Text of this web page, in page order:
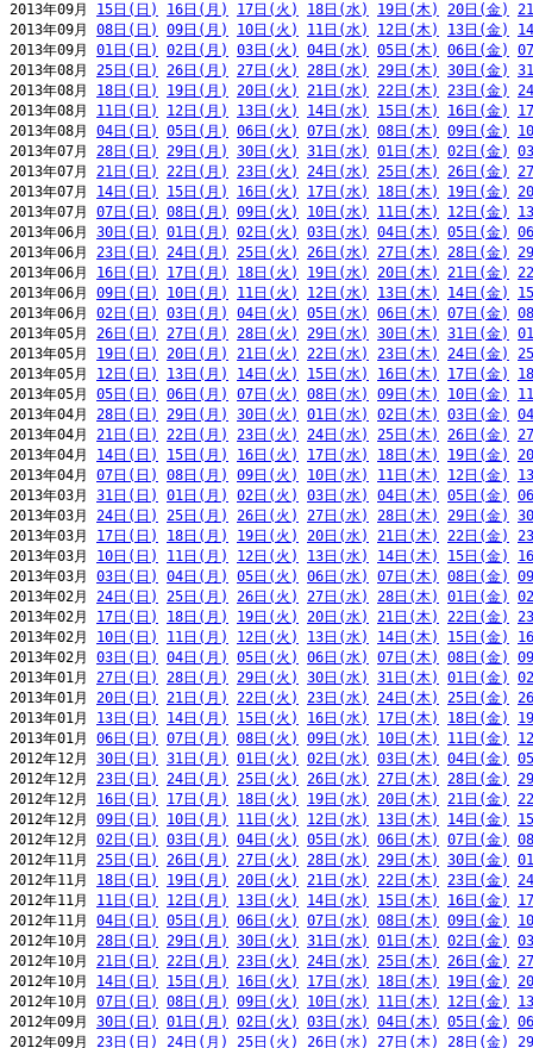
2013年09月 15日(日) 16日(月) 17日(火) 18日(水) 19日(木) 20日(金)
2013年09月 08日(日) 09日(月) 10日(火) 11日(水) 12日(木) 13日(金)
2013年09月 01日(日) 02日(月) 03日(火) 04日(水) 05日(木) 06日(金)
2013年08月 25日(日) 26日(月) 27日(火) 28日(水) 29日(木) 30日(金)
2013年08月 18日(日) 19日(月) 20日(火) 21日(水) 22日(木) 23日(金)
2013年08月 11日(日) 12日(月) 13日(火) 14日(水) 15日(木) 16日(金)
2013年08月 04日(日) 05日(月) 06日(火) 07日(水) 08日(木) 09日(金)
2013年07月 28日(日) 29日(月) 30日(火) 31日(水) 01日(木) 02日(金)
2013年07月 21日(日) 22日(月) 23日(火) 24日(水) 25日(木) 26日(金)
2013年07月 14日(日) 15日(月) 16日(火) 17日(水) 18日(木) 19日(金)
2013年07月 07日(日) 08日(月) 09日(火) 10日(水) 11日(木) 12日(金)
2013年06月 30日(日) 01日(月) 02日(火) 03日(水) 04日(木) 05日(金)
2013年06月 23日(日) 24日(月) 25日(火) 26日(水) 27日(木) 28日(金)
2013年06月 16日(日) 17日(月) 18日(火) 19日(水) 20日(木) 21日(金)
2013年06月 09日(日) 10日(月) 11日(火) 12日(水) 13日(木) 14日(金)
2013年06月 02日(日) 03日(月) 04日(火) 05日(水) 06日(木) 07日(金)
2013年05月 26日(日) 27日(月) 28日(火) 29日(水) 30日(木) 31日(金)
2013年05月 19日(日) 20日(月) 21日(火) 22日(水) 23日(木) 24日(金)
2013年05月 12日(日) 13日(月) 14日(火) 15日(水) 16日(木) 17日(金)
2013年05月 05日(日) 06日(月) 07日(火) 08日(水) 09日(木) 10日(金)
2013年04月 28日(日) 29日(月) 30日(火) 01日(水) 02日(木) 03日(金)
2013年04月 21日(日) 22日(月) 23日(火) 24日(水) 25日(木) 26日(金)
2013年04月 14日(日) 15日(月) 16日(火) 17日(水) 18日(木) 19日(金)
2013年04月 07日(日) 08日(月) 09日(火) 10日(水) 11日(木) 12日(金)
2013年03月 31日(日) 01日(月) 02日(火) 03日(水) 04日(木) 05日(金)
2013年03月 24日(日) 25日(月) 26日(火) 27日(水) 28日(木) 29日(金)
2013年03月 17日(日) 18日(月) 19日(火) 20日(水) 21日(木) 22日(金)
2013年03月 10日(日) 11日(月) 12日(火) 13日(水) 14日(木) 15日(金)
2013年03月 03日(日) 04日(月) 05日(火) 06日(水) 07日(木) 08日(金)
2013年02月 24日(日) 25日(月) 26日(火) 27日(水) 28日(木) 01日(金)
2013年02月 17日(日) 18日(月) 19日(火) 20日(水) 21日(木) 22日(金)
2013年02月 10日(日) 11日(月) 12日(火) 13日(水) 14日(木) 15日(金)
2013年02月 03日(日) 04日(月) 05日(火) 06日(水) 07日(木) 08日(金)
2013年01月 27日(日) 28日(月) 29日(火) 30日(水) 31日(木) 01日(金)
2013年01月 20日(日) 21日(月) 22日(火) 23日(水) 24日(木) 25日(金)
2013年01月 13日(日) 14日(月) 15日(火) 16日(水) 17日(木) 18日(金)
2013年01月 06日(日) 07日(月) 08日(火) 09日(水) 10日(木) 11日(金)
2012年12月 30日(日) 31日(月) 01日(火) 02日(水) 03日(木) 04日(金)
2012年12月 23日(日) 24日(月) 25日(火) 26日(水) 27日(木) 28日(金)
2012年12月 16日(日) 17日(月) 18日(火) 19日(水) 20日(木) 21日(金)
2012年12月 09日(日) 10日(月) 11日(火) 12日(水) 13日(木) 14日(金)
2012年12月 02日(日) 03日(月) 04日(火) 05日(水) 06日(木) 07日(金)
2012年11月 25日(日) 26日(月) 27日(火) 28日(水) 29日(木) 30日(金)
2012年11月 18日(日) 19日(月) 20日(火) 21日(水) 22日(木) 23日(金)
2012年11月 11日(日) 12日(月) 13日(火) 14日(水) 15日(木) 16日(金)
2012年11月 04日(日) 05日(月) 06日(火) 07日(水) 08日(木) 09日(金)
2012年10月 28日(日) 29日(月) 30日(火) 31日(水) 01日(木) 02日(金)
2012年10月 21日(日) 22日(月) 23日(火) 24日(水) 25日(木) 26日(金)
2012年10月 14日(日) 15日(月) 16日(火) 17日(水) 18日(木) 19日(金)
2012年10月 07日(日) 08日(月) 09日(火) 10日(水) 11日(木) 12日(金)
2012年09月 30日(日) 01日(月) 02日(火) 03日(水) 04日(木) 05日(金)
2012年09月 23日(日) 24日(月) 25日(火) 26日(水) 27日(木) 28日(金)